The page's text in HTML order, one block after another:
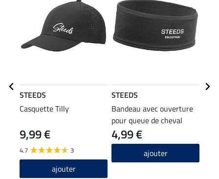
STEEDS
Casquette Tilly
9,99 €
4.7 3
ajouter
STEEDS
Bandeau avec ouverture
pour queue de cheval
4,99 €
ajouter